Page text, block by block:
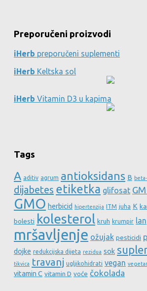
Preporučeni proizvodi
iHerb preporučeni suplementi
iHerb Keltska sol
iHerb Vitamin D3 u kapima
Tags
A aditiv agrum antioksidans B
dijabetes etiketka glifosat
GMO herbicid hipertenzija ITM juha K
bolesti kolesterol kruh krumpir lan
mršavljenje ožujak pesticidi
dojke redukcijska dijeta rezidua sok
tikvica travanj ugljikohidrati vegan
vitamin C vitamin D voće čokolada